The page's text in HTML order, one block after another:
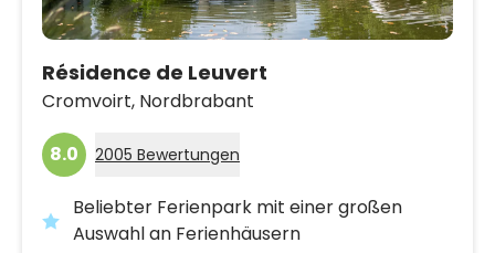
Résidence de Leuvert
Cromvoirt, Nordbrabant
8.0 2005 Bewertungen
Beliebter Ferienpark mit einer großen
Auswahl an Ferienhäusern